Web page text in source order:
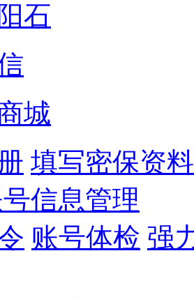
石
城
填写密保资料
信息管理
账号体检 强